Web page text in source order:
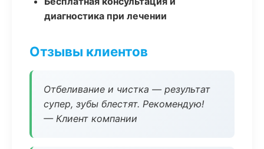
диагностика при лечении
Отзывы клиентов
Отбеливание и чистка — результат
супер, зубы блестят. Рекомендую!
— Клиент компании